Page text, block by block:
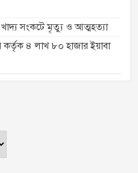
খাদ্য সংকটে মৃত্যু ও আত্মহত্যা
কর্তৃক ৪ লাখ ৮০ হাজার ইয়াবা